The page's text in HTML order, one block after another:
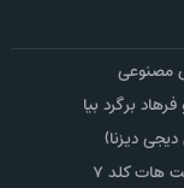
مصنوعی
برگرد بیا
دیزنا)
هات کلد ۷